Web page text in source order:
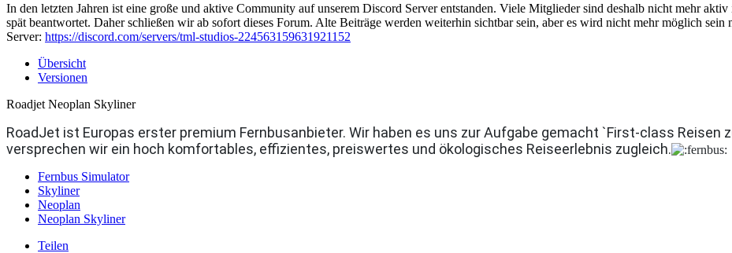
In den letzten Jahren ist eine große und aktive Community auf unserem Discord Server entstanden. Viele Mitglieder sind deshalb nicht mehr
spät beantwortet. Daher schließen wir ab sofort dieses Forum. Alte Beiträge werden weiterhin sichtbar sein, aber es wird nicht mehr möglich
Server: https://discord.com/servers/tml-studios-224563159631921152
Übersicht
Versionen
Roadjet Neoplan Skyliner
RoadJet ist Europas erster premium Fernbusanbieter. Wir haben es uns zur Aufgabe gemacht `First-class Reisen
versprechen wir ein hoch komfortables, effizientes, preiswertes und ökologisches Reiseerlebnis zugleich.
Fernbus Simulator
Skyliner
Neoplan
Neoplan Skyliner
Teilen